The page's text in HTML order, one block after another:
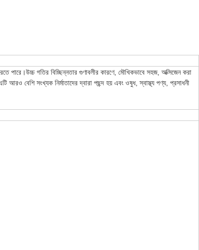
গতির বিচ্ছিন্নতার গুণাবলীর কারণে, মৌখিকভাবে সহজ, অক্সিজেন করা
বেশি সংখ্যক নির্মাতাদের দ্বারা পছন্দ হয় এবং ওষুধ, স্বাস্থ্য পণ্য, প্রসাধনী